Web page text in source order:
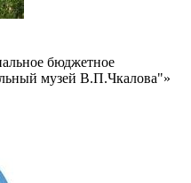
бюджетное
музей В.П.Чкалова"»